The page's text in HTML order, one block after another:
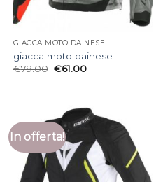
GIACCA MOTO DAINESE
giacca moto dainese
€79.00 €61.00
In offerta!